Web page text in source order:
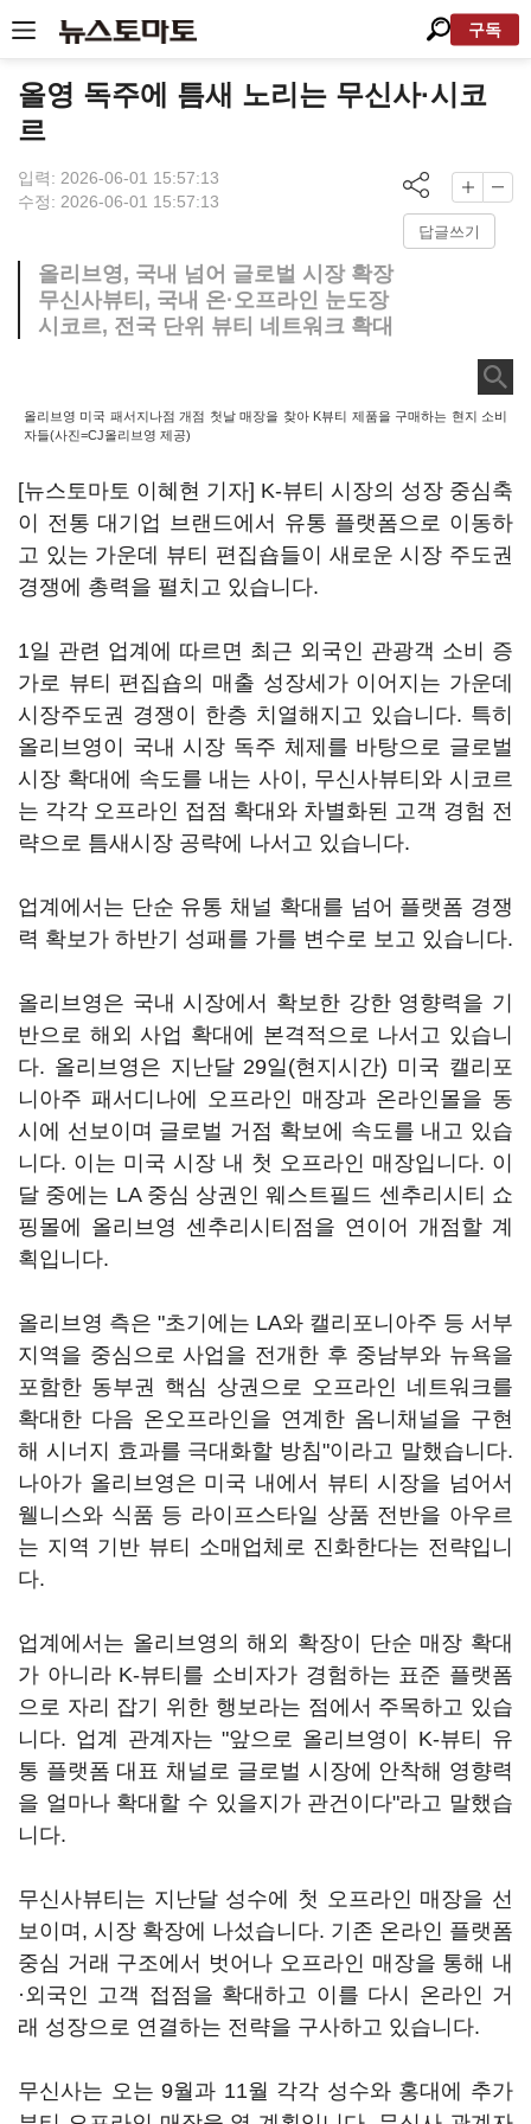
구독
올영 독주에 틈새 노리는 무신사·시코
르
입력: 2026-06-01 15:57:13
수정: 2026-06-01 15:57:13
답글쓰기
올리브영, 국내 넘어 글로벌 시장 확장
무신사뷰티, 국내 온·오프라인 눈도장
시코르, 전국 단위 뷰티 네트워크 확대
올리브영 미국 패서지나점 개점 첫날 매장을 찾아 K뷰티 제품을 구매하는 현지 소비
자들(사진=CJ올리브영 제공)
[뉴스토마토 이혜현 기자] K-뷰티 시장의 성장 중심축
이 전통 대기업 브랜드에서 유통 플랫폼으로 이동하
고 있는 가운데 뷰티 편집숍들이 새로운 시장 주도권
경쟁에 총력을 펼치고 있습니다.
1일 관련 업계에 따르면 최근 외국인 관광객 소비 증
가로 뷰티 편집숍의 매출 성장세가 이어지는 가운데
시장주도권 경쟁이 한층 치열해지고 있습니다. 특히
올리브영이 국내 시장 독주 체제를 바탕으로 글로벌
시장 확대에 속도를 내는 사이, 무신사뷰티와 시코르
는 각각 오프라인 접점 확대와 차별화된 고객 경험 전
략으로 틈새시장 공략에 나서고 있습니다.
업계에서는 단순 유통 채널 확대를 넘어 플랫폼 경쟁
력 확보가 하반기 성패를 가를 변수로 보고 있습니다.
올리브영은 국내 시장에서 확보한 강한 영향력을 기
반으로 해외 사업 확대에 본격적으로 나서고 있습니
다. 올리브영은 지난달 29일(현지시간) 미국 캘리포
니아주 패서디나에 오프라인 매장과 온라인몰을 동
시에 선보이며 글로벌 거점 확보에 속도를 내고 있습
니다. 이는 미국 시장 내 첫 오프라인 매장입니다. 이
달 중에는 LA 중심 상권인 웨스트필드 센추리시티 쇼
핑몰에 올리브영 센추리시티점을 연이어 개점할 계
획입니다.
올리브영 측은 "초기에는 LA와 캘리포니아주 등 서부
지역을 중심으로 사업을 전개한 후 중남부와 뉴욕을
포함한 동부권 핵심 상권으로 오프라인 네트워크를
확대한 다음 온오프라인을 연계한 옴니채널을 구현
해 시너지 효과를 극대화할 방침"이라고 말했습니다.
나아가 올리브영은 미국 내에서 뷰티 시장을 넘어서
웰니스와 식품 등 라이프스타일 상품 전반을 아우르
는 지역 기반 뷰티 소매업체로 진화한다는 전략입니
다.
업계에서는 올리브영의 해외 확장이 단순 매장 확대
가 아니라 K-뷰티를 소비자가 경험하는 표준 플랫폼
으로 자리 잡기 위한 행보라는 점에서 주목하고 있습
니다. 업계 관계자는 "앞으로 올리브영이 K-뷰티 유
통 플랫폼 대표 채널로 글로벌 시장에 안착해 영향력
을 얼마나 확대할 수 있을지가 관건이다"라고 말했습
니다.
무신사뷰티는 지난달 성수에 첫 오프라인 매장을 선
보이며, 시장 확장에 나섰습니다. 기존 온라인 플랫폼
중심 거래 구조에서 벗어나 오프라인 매장을 통해 내
·외국인 고객 접점을 확대하고 이를 다시 온라인 거
래 성장으로 연결하는 전략을 구사하고 있습니다.
무신사는 오는 9월과 11월 각각 성수와 홍대에 추가